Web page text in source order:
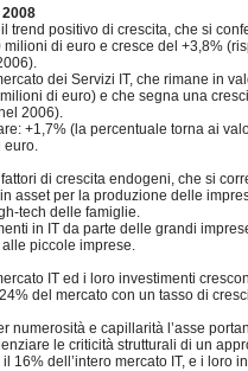
trend positivo di crescita, che si
di euro e cresce del +3,8%
dei Servizi IT, che rimane in
di euro) e che segna una
2006).
+1,7% (la percentuale torna ai
euro.
di crescita endogeni, che si
asset per la produzione delle
tech delle famiglie.
in IT da parte delle grandi
piccole imprese.
IT ed i loro investimenti
del mercato con un tasso di
numerosità e capillarità l’asse
le criticità strutturali di un
16% dell’intero mercato IT, e i loro